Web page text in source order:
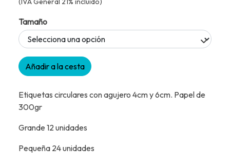
Tamaño
Añadir a la cesta
Etiquetas circulares con agujero 4cm y 6cm. Papel de
300gr
Grande 12 unidades
Pequeña 24 unidades